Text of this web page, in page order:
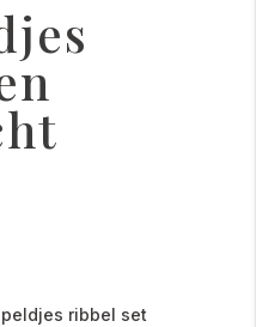
ribbel set